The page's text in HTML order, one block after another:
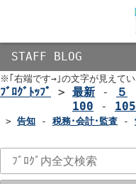
STAFF BLOG
※｢右端です→｣の文字が見えて
ﾌﾞﾛｸﾞﾄｯﾌﾟ > 最新 - ５
100 - 105
> 告知 - 税務･会計･監査 -